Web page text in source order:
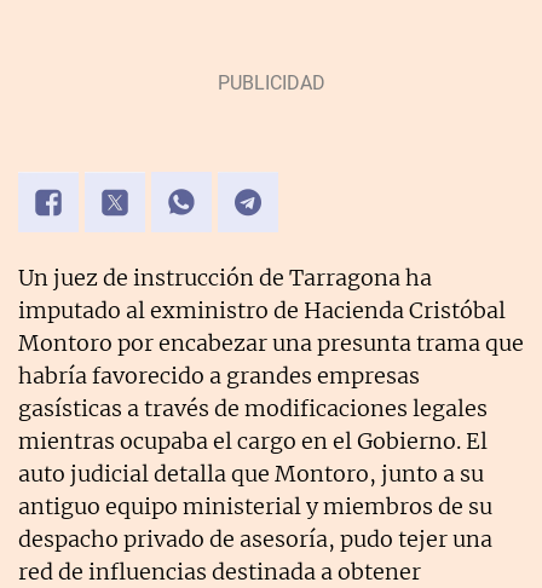
y como asesor para distintas marcas
Un juez de instrucción de Tarragona ha
imputado al exministro de Hacienda Cristóbal
Montoro por encabezar una presunta trama que
habría favorecido a grandes empresas
gasísticas a través de modificaciones legales
mientras ocupaba el cargo en el Gobierno. El
auto judicial detalla que Montoro, junto a su
antiguo equipo ministerial y miembros de su
despacho privado de asesoría, pudo tejer una
red de influencias destinada a obtener